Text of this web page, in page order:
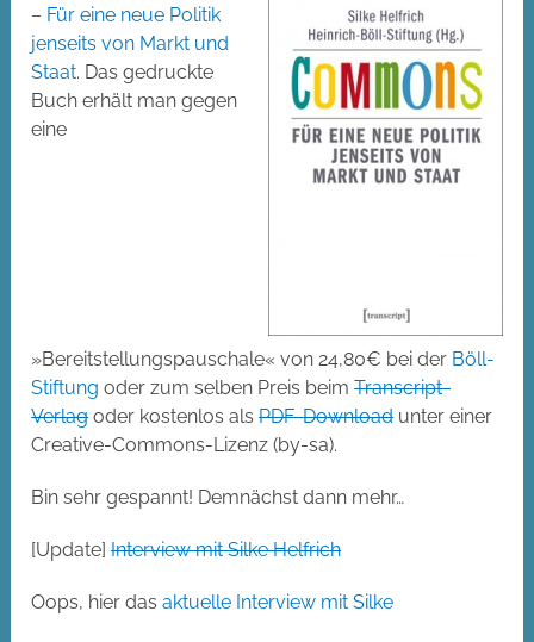
– Für eine neue Politik
jenseits von Markt und
Staat. Das gedruckte
Buch erhält man gegen
eine
»Bereitstellungspauschale« von 24,80€ bei der Böll-
Stiftung oder zum selben Preis beimTranscript-
Verlagoder kostenlos alsPDF-Downloadunter einer
Creative-Commons-Lizenz (by-sa).
Bin sehr gespannt! Demnächst dann mehr…
[Update]Interview mit Silke Helfrich
Oops, hier dasaktuelle Interview mit Silke